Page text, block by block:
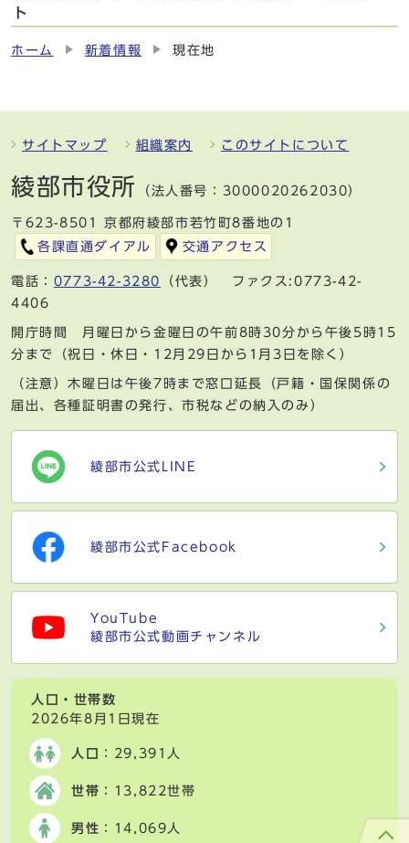
ト
ホーム 新着情報 現在地
サイトマップ 組織案内 このサイトについて
綾部市役所 （法人番号：3000020262030）
〒623-8501 京都府綾部市若竹町8番地の1
各課直通ダイアル
交通アクセス
電話： 0773-42-3280
（代表） ファクス:0773-42-
4406
開庁時間 月曜日から金曜日の午前8時30分から午後5時15
分まで（祝日・休日・12月29日から1月3日を除く）
（注意）木曜日は午後7時まで窓口延長（戸籍・国保関係の
届出、各種証明書の発行、市税などの納入のみ）
綾部市公式LINE
綾部市公式Facebook
YouTube
綾部市公式動画チャンネル
人口・世帯数
2026年8月1日現在
人口 ：29,391人
世帯 ：13,822世帯
男性 ：14,069人